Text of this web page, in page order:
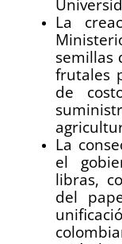
La
semillas
frutales
de
La
el
libras,
del